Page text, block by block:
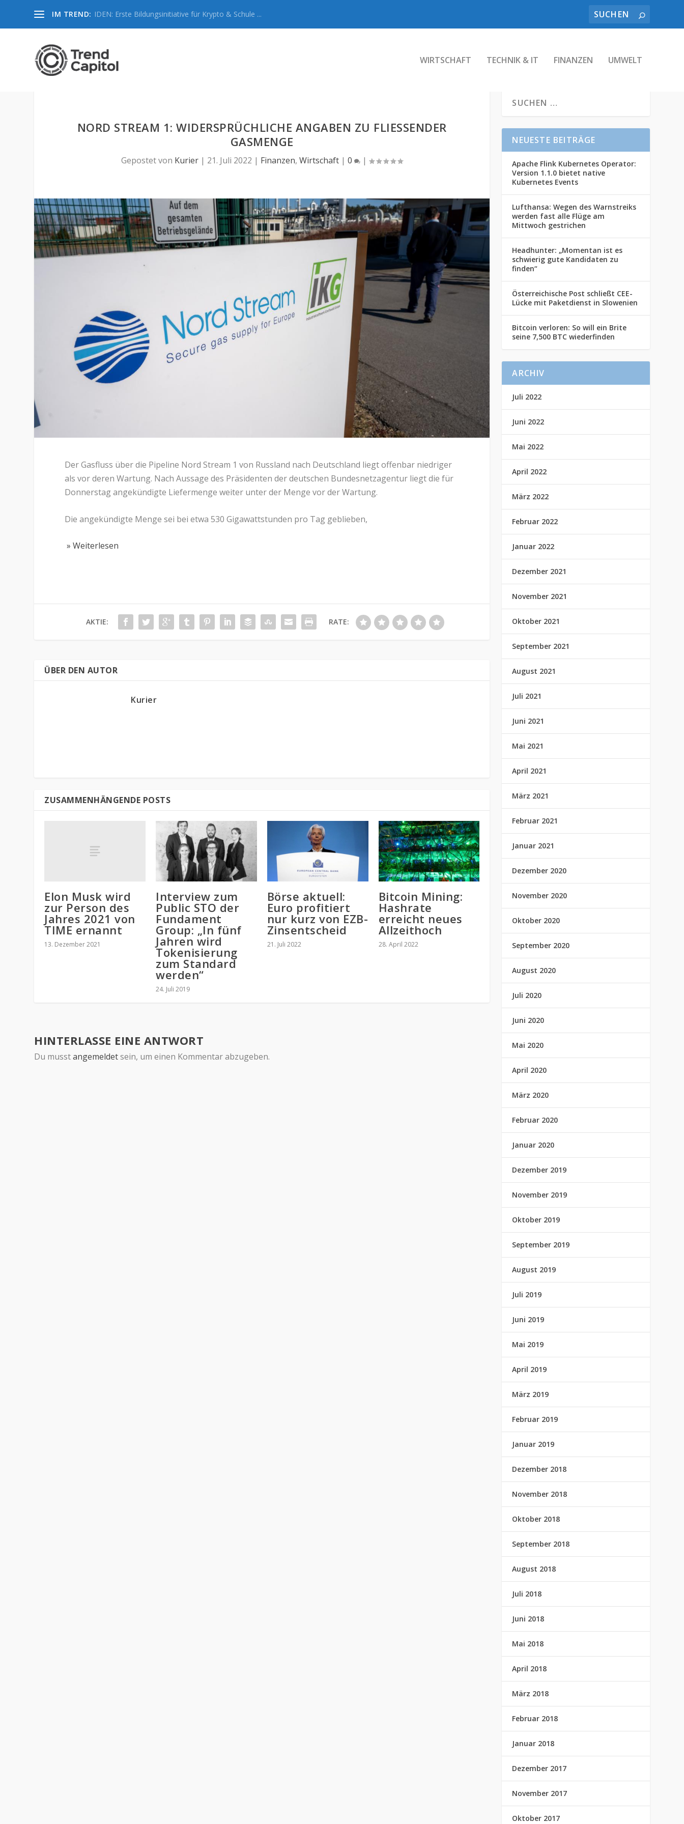
IM TREND: IDEN: Erste Bildungsinitiative für Krypto & Schule ...
WIRTSCHAFT TECHNIK & IT FINANZEN UMWELT
NORD STREAM 1: WIDERSPRÜCHLICHE ANGABEN ZU FLIESSENDER G
ASMENGE
Gepostet von Kurier | 21. Juli 2022 | Finanzen,Wirtschaft |0 |
Der Gasfluss über die Pipeline Nord Stream 1 von Russland nach Deutschland liegt offenbar niedriger
als vor deren Wartung. Nach Aussage des Präsidenten der deutschen Bundesnetzagentur liegt die für
Donnerstag angekündigte Liefermenge weiter unter der Menge vor der Wartung.
Die angekündigte Menge sei bei etwa 530 Gigawattstunden pro Tag geblieben,
» Weiterlesen
AKTIE: RATE:
ÜBER DEN AUTOR
Kurier
ZUSAMMENHÄNGENDE POSTS
Elon Musk wird
zur Person des
Jahres 2021 von
TIME ernannt
13. Dezember 2021
Interview zum
Public STO der
Fundament
Group: „In fünf
Jahren wird
Tokenisierung
zum Standard
werden“
24. Juli 2019
Börse aktuell:
Euro profitiert
nur kurz von EZB-
Zinsentscheid
21. Juli 2022
Bitcoin Mining:
Hashrate
erreicht neues
Allzeithoch
28. April 2022
HINTERLASSE EINE ANTWORT
Du musstangemeldetsein, um einen Kommentar abzugeben.
NEUESTE BEITRÄGE
Apache Flink Kubernetes Operator:
Version 1.1.0 bietet native
Kubernetes Events
Lufthansa: Wegen des Warnstreiks
werden fast alle Flüge am
Mittwoch gestrichen
Headhunter: „Momentan ist es
schwierig gute Kandidaten zu
finden“
Österreichische Post schließt CEE-
Lücke mit Paketdienst in Slowenien
Bitcoin verloren: So will ein Brite
seine 7,500 BTC wiederfinden
ARCHIV
Juli 2022
Juni 2022
Mai 2022
April 2022
März 2022
Februar 2022
Januar 2022
Dezember 2021
November 2021
Oktober 2021
September 2021
August 2021
Juli 2021
Juni 2021
Mai 2021
April 2021
März 2021
Februar 2021
Januar 2021
Dezember 2020
November 2020
Oktober 2020
September 2020
August 2020
Juli 2020
Juni 2020
Mai 2020
April 2020
März 2020
Februar 2020
Januar 2020
Dezember 2019
November 2019
Oktober 2019
September 2019
August 2019
Juli 2019
Juni 2019
Mai 2019
April 2019
März 2019
Februar 2019
Januar 2019
Dezember 2018
November 2018
Oktober 2018
September 2018
August 2018
Juli 2018
Juni 2018
Mai 2018
April 2018
März 2018
Februar 2018
Januar 2018
Dezember 2017
November 2017
Oktober 2017